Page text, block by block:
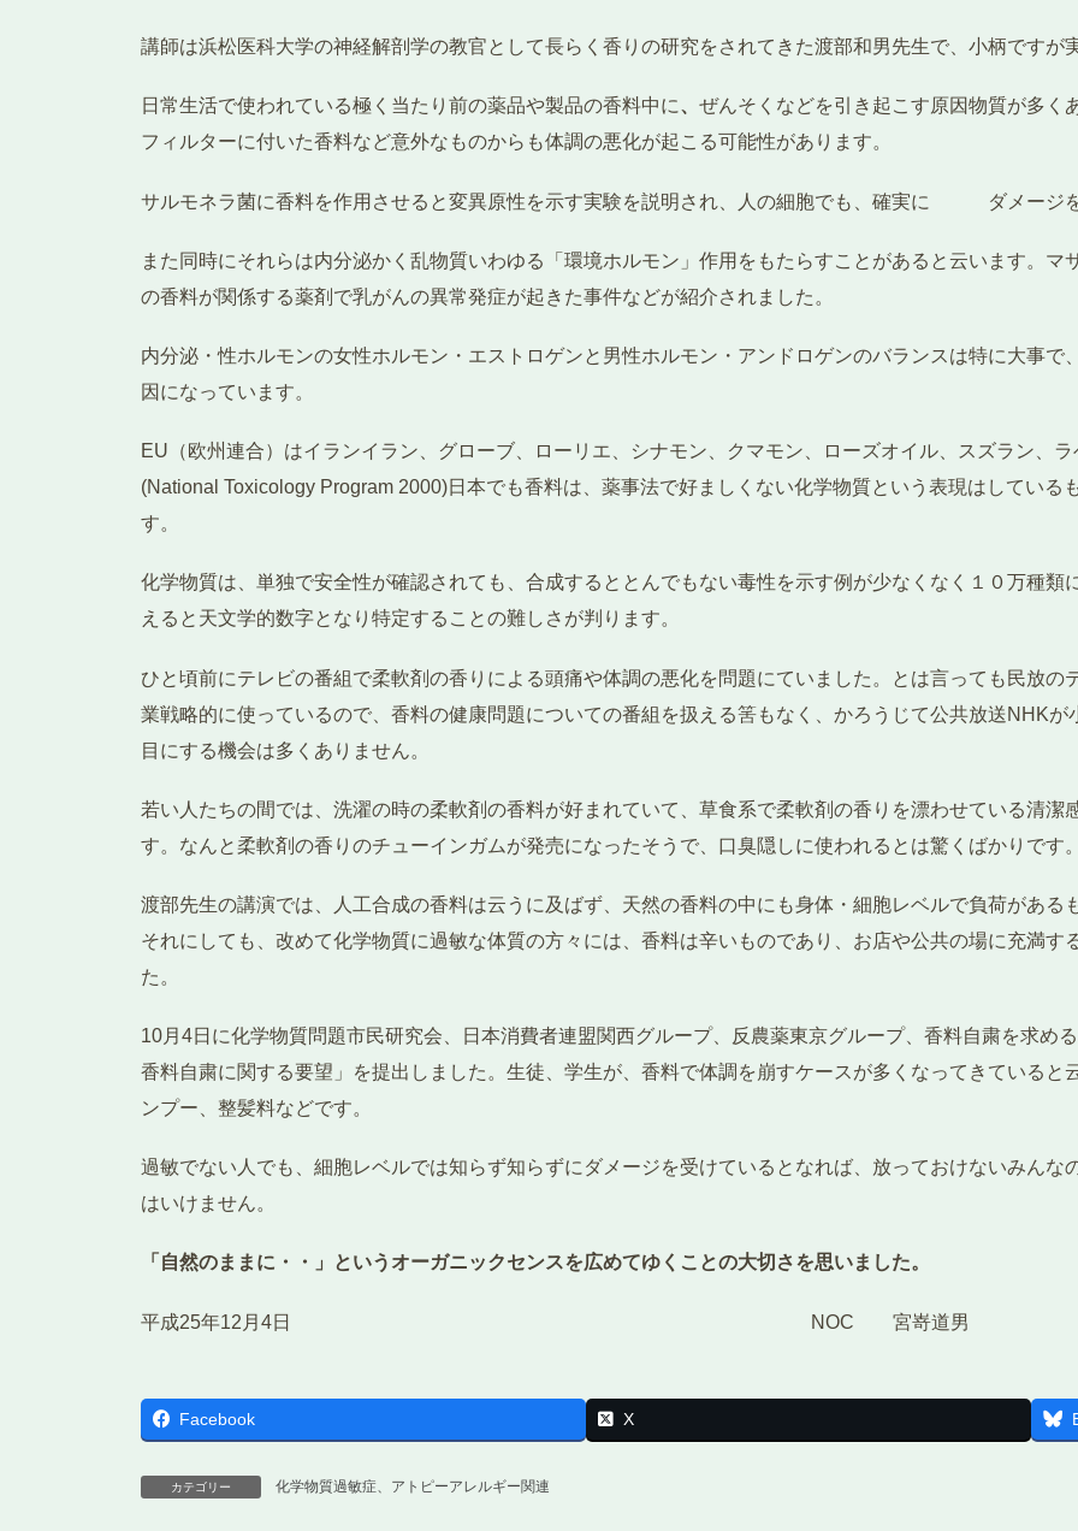
講師は浜松医科大学の神経解剖学の教官として長らく香りの研究をされてきた渡部和男先生で、小柄ですが
日常生活で使われている極く当たり前の薬品や製品の香料中に、 ぜんそくなどを引き起こす原因物質が多く
フィルターに付いた香料など意外なものからも体調の悪化が起こる可能性があります。
サルモネラ菌に香料を作用させると変異原性を示す実験を説明され、人の細胞でも、確実に ダメージを
また同時にそれらは内分泌かく乱物質いわゆる「環境ホルモン」作用をもたらすことがあると云います。
の香料が関係する薬剤で乳がんの異常発症が起きた事件などが紹介されました。
内分泌・性ホルモンの女性ホルモン・エストロゲンと男性ホルモン・アンドロゲンのバランスは特に大事
因になっています。
EU（欧州連合）はイランイラン、グローブ、ローリエ、シナモン、クマモン、ローズオイル、スズラン、ラ
(National Toxicology Program 2000)日本でも香料は、薬事法で好ましくない化学物質という表現はしている
す。
化学物質は、単独で安全性が確認されても、合成するととんでもない毒性を示す例が少なくなく１０万種類
えると天文学的数字となり特定することの難しさが判ります。
ひと頃前にテレビの番組で柔軟剤の香りによる頭痛や体調の悪化を問題にていました。とは言っても民放の
業戦略的に使っているので、香料の健康問題についての番組を扱える筈もなく、かろうじて公共放送NHK
目にする機会は多くありません。
若い人たちの間では、洗濯の時の柔軟剤の香料が好まれていて、草食系で柔軟剤の香りを漂わせている清潔
す。なんと柔軟剤の香りのチューインガムが発売になったそうで、口臭隠しに使われるとは驚くばかりです。
渡部先生の講演では、人工合成の香料は云うに及ばず、天然の香料の中にも身体・細胞レベルで負荷がある
それにしても、改めて化学物質に過敏な体質の方々には、香料は辛いものであり、お店や公共の場に充満す
た。
10月4日に化学物質問題市民研究会、日本消費者連盟関西グループ、反農薬東京グループ、香料自粛を求め
香料自粛に関する要望」を提出しました。生徒、学生が、香料で体調を崩すケースが多くなってきていると
ンプー、整髪料などです。
過敏でない人でも、細胞レベルでは知らず知らずにダメージを受けているとなれば、放っておけないみんな
はいけません。
「自然のままに・・」というオーガニックセンスを広めてゆくことの大切さを思いました。
平成25年12月4日 NOC 宮嵜道男
Facebook X
カテゴリー 化学物質過敏症、アトピーアレルギー関連